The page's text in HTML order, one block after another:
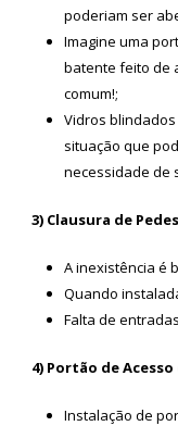
poderiam ser
Imagine uma
batente feito de
comum!;
Vidros
situação que
necessidade de
3) Clausura de
A inexistência é
Quando
Falta de
4) Portão de
Instalação de